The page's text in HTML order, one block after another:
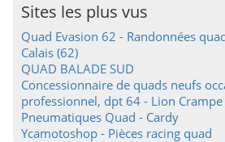
Sites les plus vus
Quad Evasion 62 - Randonnées
Calais (62)
QUAD BALADE SUD
Concessionnaire de quads neufs
professionnel, dpt 64 - Lion Crampe
Pneumatiques Quad - Cardy
Ycamotoshop - Pièces racing quad